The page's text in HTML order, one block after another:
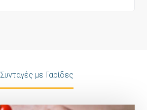
Συνταγές με Γαρίδες